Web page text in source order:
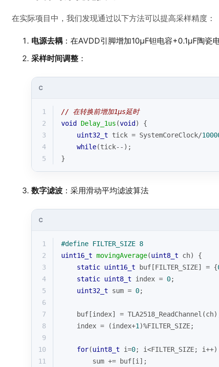
在实际项目中，我们发现通过以下方法可以提高采样精度：
电源去耦 ：在AVDD引脚增加10μF钽电容+0.1μF陶瓷
采样时间调整 ：
C
1
// 在转换前增加1μs延时
2
void Delay_1us (void )
{
3
uint32_t tick = SystemCoreClock/
4
while(tick--);
5
}
数字滤波 ：采用滑动平均滤波算法
C
1 #define FILTER_SIZE 8
2
uint16_t movingAverage(uint8_t ch)
{
3
static uint16_t buf[FILTER_SIZE] = {
4
static uint8_t index = 0;
5
uint32_t sum = 0;
6
7
buf[index] =
8
    index = (index+
1 )%FILTER_SIZE;
9
10
for(uint8_t i=0; i<FILTER_SIZE;
11
        sum += buf[i];